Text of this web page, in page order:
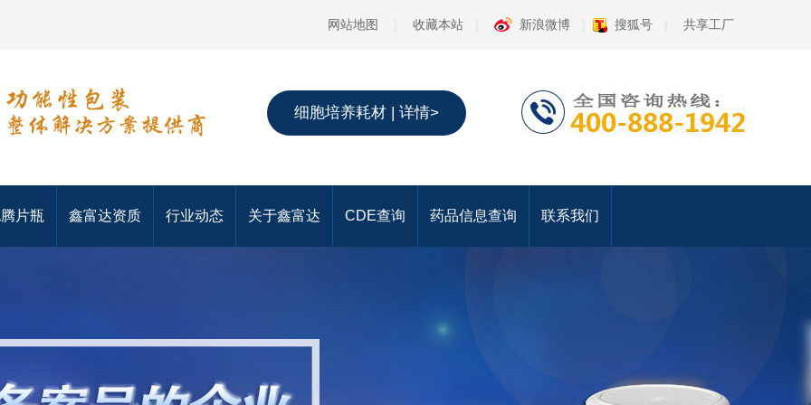
网站地图 收藏本站 新浪微博 搜狐号 共享工厂
细胞培养耗材 | 详情>
片瓶 鑫富达资质 行业动态 关于鑫富达 CDE查询 药品信息查询 联系我们